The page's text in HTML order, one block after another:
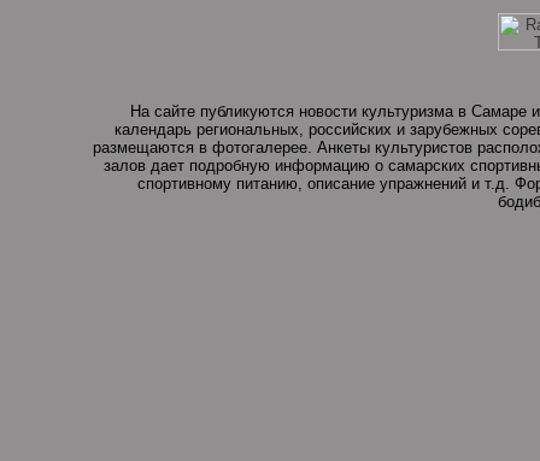
На сайте публикуются новости культуризма в
календарь региональных, российских и зарубежных
размещаются в фотогалерее. Анкеты культуристов
залов дает подробную информацию о самарских
спортивному питанию, описание упражнений и т.д.